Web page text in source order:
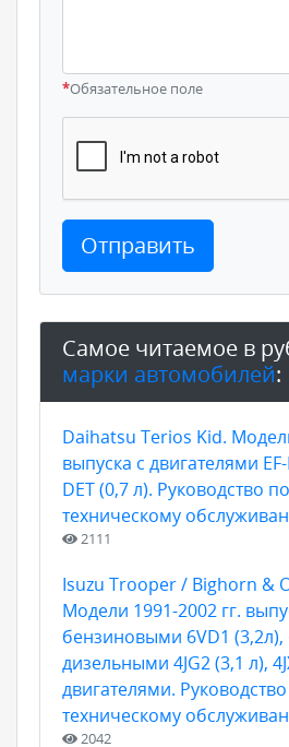
*Обязательное поле
Отправить
Самое читаемое в
марки автомобилей:
Daihatsu Terios Kid.
выпуска с двигателями
DET (0,7 л). Руководство
техническому
2111
Isuzu Trooper / Bighorn &
Модели 1991-2002 гг.
бензиновыми 6VD1 (3,2л),
дизельными 4JG2 (3,1 л),
двигателями.
техническому
2042